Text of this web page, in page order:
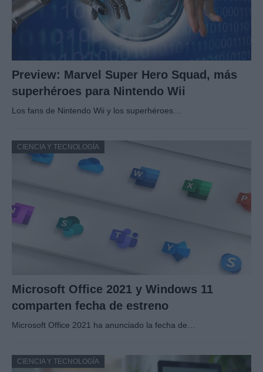
Preview: Marvel Super Hero Squad, más
superhéroes para Nintendo Wii
Los fans de Nintendo Wii y los superhéroes…
CIENCIA Y TECNOLOGÍA
Microsoft Office 2021 y Windows 11
comparten fecha de estreno
Microsoft Office 2021 ha anunciado la fecha de…
CIENCIA Y TECNOLOGÍA